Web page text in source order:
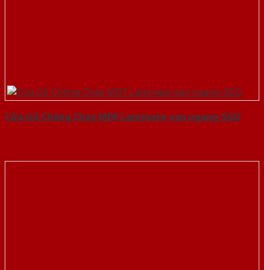
Cửa Gỗ Chống Cháy MDF Laminate van ngang-SGD